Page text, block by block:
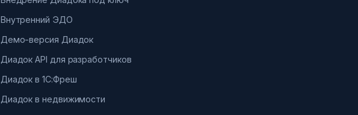
Внутренний ЭДО
Демо-версия Диадок
Диадок API для разработчиков
Диадок в 1С:Фреш
Диадок в недвижимости